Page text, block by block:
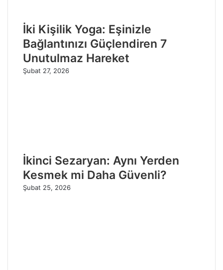
İki Kişilik Yoga: Eşinizle
Bağlantınızı Güçlendiren 7
Unutulmaz Hareket
Şubat 27, 2026
İkinci Sezaryan: Aynı Yerden
Kesmek mi Daha Güvenli?
Şubat 25, 2026